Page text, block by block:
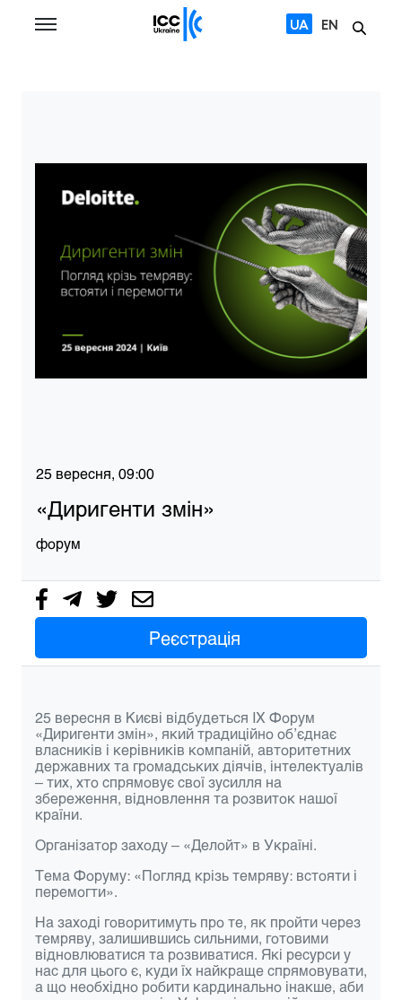
UA EN
25 вересня, 09:00
«Диригенти змін»
форум
Реєстрація
25 вересня в Києві відбудеться IX Форум
«Диригенти змін», який традиційно об’єднає
власників і керівників компаній, авторитетних
державних та громадських діячів, інтелектуалів
– тих, хто спрямовує свої зусилля на
збереження, відновлення та розвиток нашої
країни.
Організатор заходу – «Делойт» в Україні.
Тема Форуму: «Погляд крізь темряву: встояти і
перемогти».
На заході говоритимуть про те, як пройти через
темряву, залишившись сильними, готовими
відновлюватися та розвиватися. Які ресурси у
нас для цього є, куди їх найкраще спрямовувати,
а що необхідно робити кардинально інакше, аби